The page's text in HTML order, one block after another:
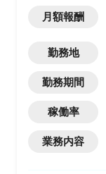
月額報酬
勤務地
勤務期間
稼働率
業務内容